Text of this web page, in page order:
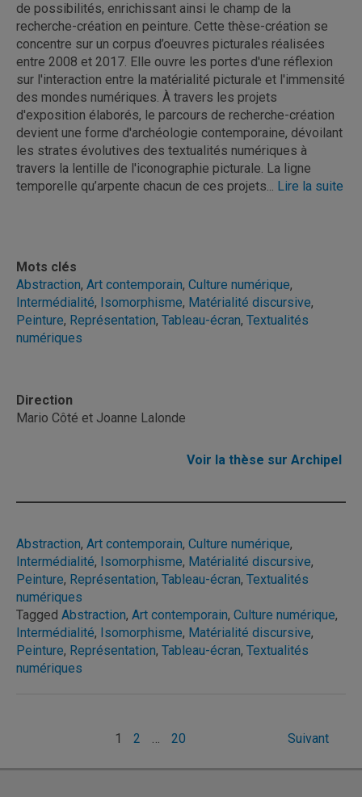
de possibilités, enrichissant ainsi le champ de la
recherche-création en peinture. Cette thèse-création se
concentre sur un corpus d’oeuvres picturales réalisées
entre 2008 et 2017. Elle ouvre les portes d'une réflexion
sur l'interaction entre la matérialité picturale et l'immensité
des mondes numériques. À travers les projets
d'exposition élaborés, le parcours de recherche-création
devient une forme d'archéologie contemporaine, dévoilant
les strates évolutives des textualités numériques à
travers la lentille de l'iconographie picturale. La ligne
temporelle qu’arpente chacun de ces projets... Lire la suite
Mots clés
Abstraction, Art contemporain, Culture numérique,
Intermédialité, Isomorphisme, Matérialité discursive,
Peinture, Représentation, Tableau-écran, Textualités
numériques
Direction
Mario Côté et Joanne Lalonde
Voir la thèse sur Archipel
Abstraction, Art contemporain, Culture numérique
Intermédialité, Isomorphisme, Matérialité discursive
Peinture, Représentation, Tableau-écran, Textualités
numériques
Tagged Abstraction, Art contemporain, Culture numérique,
Intermédialité, Isomorphisme, Matérialité discursive,
Peinture, Représentation, Tableau-écran, Textualités
numériques
Pagination
des
1 2 … 20 Suivant